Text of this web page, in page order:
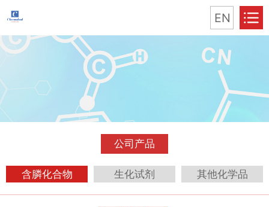
EN
公司产品
含膦化合物 生化试剂 其他化学品